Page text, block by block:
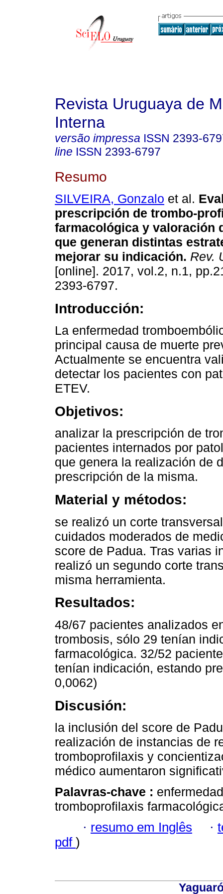
Revista Uruguaya de
Interna
versão impressa ISSN 2393-
line ISSN 2393-6797
Resumo
SILVEIRA, Gonzalo et al.
prescripción de trombo-
farmacológica y valoración
que generan distintas
mejorar su indicación. Rev.
[online]. 2017, vol.2, n.1,
2393-6797.
Introducción:
La enfermedad
principal causa de muerte
Actualmente se encuentra
detectar los pacientes con
ETEV.
Objetivos:
analizar la prescripción de
pacientes internados por
que genera la realización de
prescripción de la misma.
Material y métodos:
se realizó un corte
cuidados moderados de
score de Padua. Tras varias
realizó un segundo corte
misma herramienta.
Resultados:
48/67 pacientes analizados
trombosis, sólo 29 tenían
farmacológica. 32/52
tenían indicación, estando
0,0062)
Discusión:
la inclusión del score de
realización de instancias de
tromboprofilaxis y
médico aumentaron
Palavras-chave :
tromboprofilaxis
· resumo em Inglês ·
pdf )